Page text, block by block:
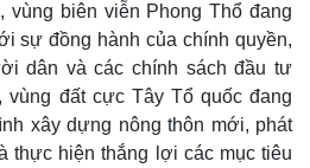
vùng biên viễn Phong Thổ đang
sự đồng hành của chính quyền,
dân và các chính sách đầu tư
đất cực Tây Tổ quốc đang
xây dựng nông thôn mới, phát
thực hiện thắng lợi các mục tiêu